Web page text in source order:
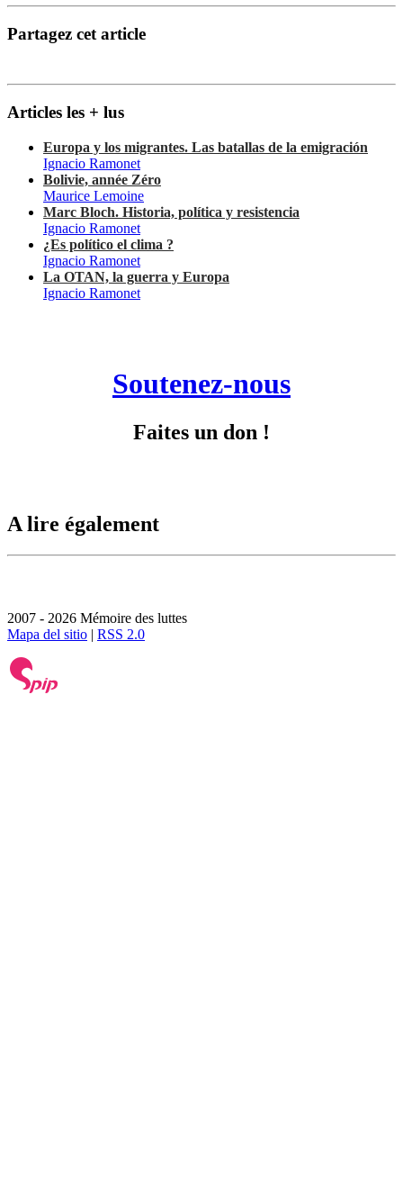
Partagez cet article
Articles les + lus
Europa y los migrantes. Las batallas de la emigración
Ignacio Ramonet
Bolivie, année Zéro
Maurice Lemoine
Marc Bloch. Historia, política y resistencia
Ignacio Ramonet
¿Es político el clima ?
Ignacio Ramonet
La OTAN, la guerra y Europa
Ignacio Ramonet
Soutenez-nous
Faites un don !
A lire également
2007 - 2026 Mémoire des luttes
Mapa del sitio | RSS 2.0